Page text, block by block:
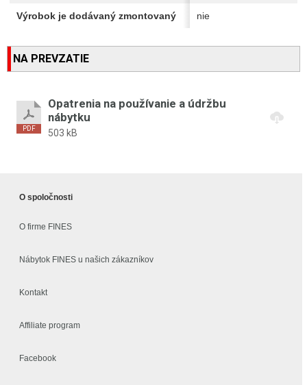
Výrobok je dodávaný zmontovaný nie
NA PREVZATIE
Opatrenia na používanie a údržbu
nábytku
503 kB
O spoločnosti
O firme FINES
Nábytok FINES u našich zákazníkov
Kontakt
Affiliate program
Facebook